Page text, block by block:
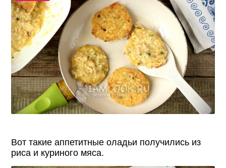
Вот такие аппетитные оладьи получились из
риса и куриного мяса.